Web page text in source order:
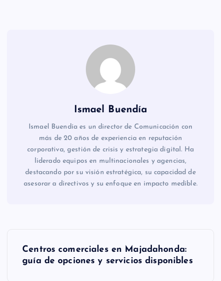
Ismael Buendía
Ismael Buendía es un director de Comunicación con
más de 20 años de experiencia en reputación
corporativa, gestión de crisis y estrategia digital. Ha
liderado equipos en multinacionales y agencias,
destacando por su visión estratégica, su capacidad de
asesorar a directivos y su enfoque en impacto medible.
Centros comerciales en Majadahonda:
guía de opciones y servicios disponibles